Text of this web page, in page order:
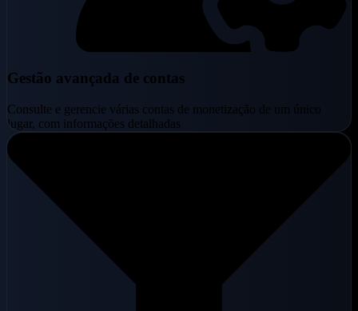
Gestão avançada de contas
Consulte e gerencie várias contas de monetização de um único
lugar, com informações detalhadas